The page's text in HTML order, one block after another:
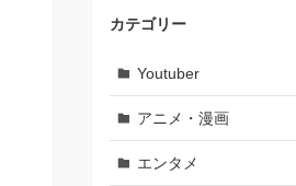
カテゴリー
Youtuber
アニメ・漫画
エンタメ